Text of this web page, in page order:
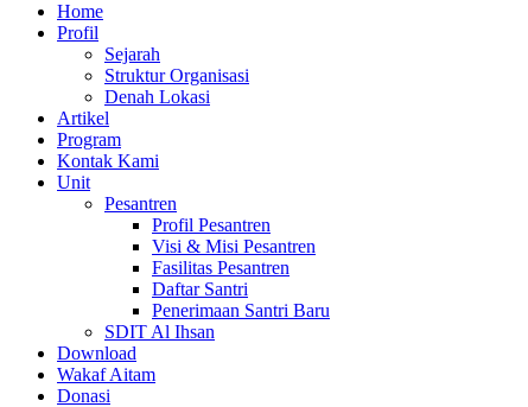
Home
Profil
Sejarah
Struktur Organisasi
Denah Lokasi
Artikel
Program
Kontak Kami
Unit
Pesantren
Profil Pesantren
Visi & Misi Pesantren
Fasilitas Pesantren
Daftar Santri
Penerimaan Santri Baru
SDIT Al Ihsan
Download
Wakaf Aitam
Donasi